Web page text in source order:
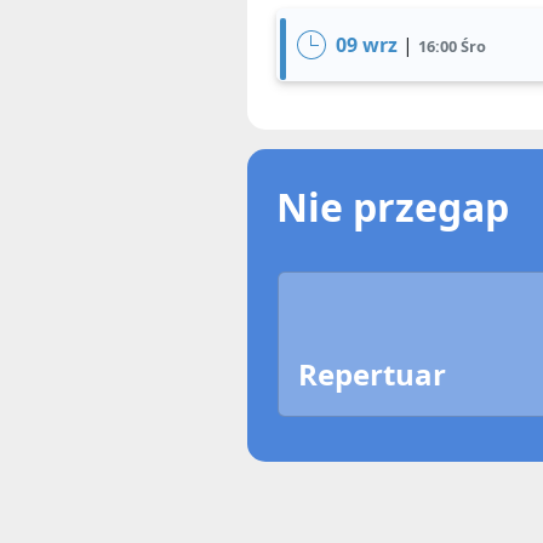
09 wrz | 16:00 Śro
Nie przegap
Repertuar